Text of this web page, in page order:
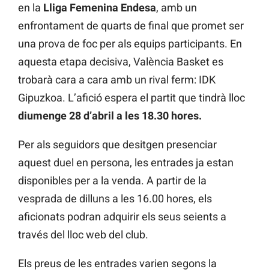
en la Lliga Femenina Endesa, amb un
enfrontament de quarts de final que promet ser
una prova de foc per als equips participants. En
aquesta etapa decisiva, València Basket es
trobarà cara a cara amb un rival ferm: IDK
Gipuzkoa. L’afició espera el partit que tindrà lloc
diumenge 28 d’abril a les 18.30 hores.
Per als seguidors que desitgen presenciar
aquest duel en persona, les entrades ja estan
disponibles per a la venda. A partir de la
vesprada de dilluns a les 16.00 hores, els
aficionats podran adquirir els seus seients a
través del lloc web del club.
Els preus de les entrades varien segons la